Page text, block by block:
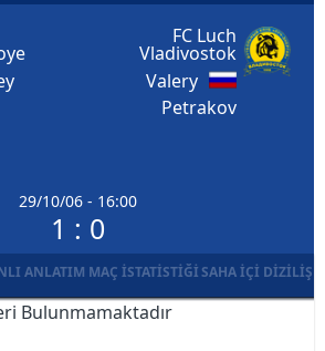
29/10/06 - 16:00
1 : 0
FC Luch
Vladivostok
Valery
Petrakov
ANLATIM MAÇ İSTATISTIĞISAHA İÇI DIZILIŞ
Bulunmamaktadır